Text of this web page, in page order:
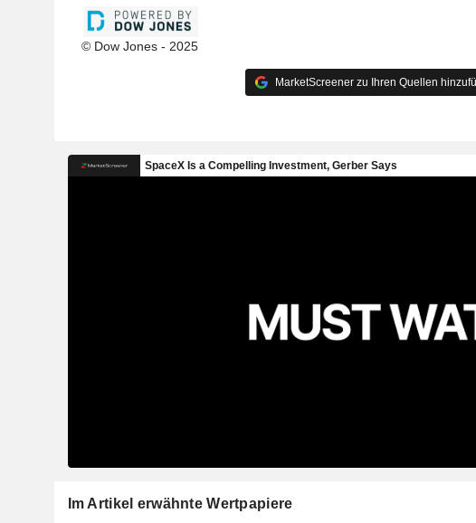
© Dow Jones - 2025
MarketScreener zu Ihren Quellen
Im Artikel erwähnte Wertpapiere